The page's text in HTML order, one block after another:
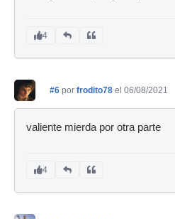
4
#6 por frodito78 el 06/08/2021
valiente mierda por otra parte
4